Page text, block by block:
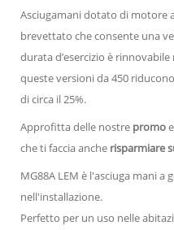
Asciugamani dotato di motore
brevettato che consente una
durata d’esercizio è
queste versioni da 450
di circa il 25%.
Approfitta delle nostre promo
che ti faccia anche risparmiare
MG88A LEM è l'asciuga mani
nell'installazione.
Perfetto per un uso nelle